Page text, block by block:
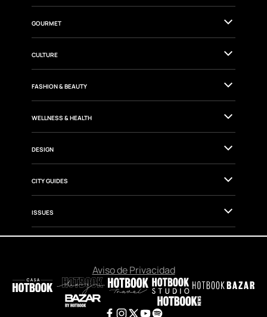
GOURMET
CULTURE
FASHION & BEAUTY
WELLNESS & HEALTH
DESIGN
CITY GUIDES
ISSUES
Aviso de Privacidad